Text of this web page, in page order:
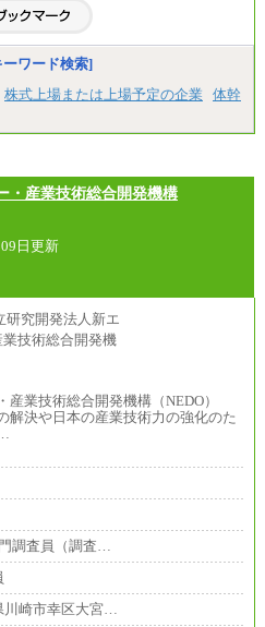
いたします
与に変更はございません
合職・正社員） （2）技術職（総
円以上
考慮し、弊社規定により決定
与に変更はございません
円以上
ワード検索]
株式上場または上場予定の企業
体幹
・産業技術総合開発機構
09日更新
業技術総合開発機構（NEDO）
解決や日本の産業技術力の強化のた
調査員（調査…
川崎市幸区大宮…